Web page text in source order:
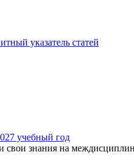
указатель статей
учебный год
знания на